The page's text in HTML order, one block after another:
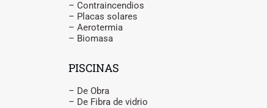
– Contraincendios
– Placas solares
– Aerotermia
– Biomasa
PISCINAS
– De Obra
– De Fibra de vidrio